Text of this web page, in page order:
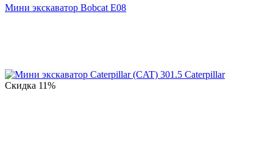
Мини экскаватор Bobcat E08
Скидка 11%